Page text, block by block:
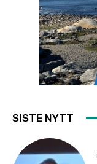
SISTE NYTT